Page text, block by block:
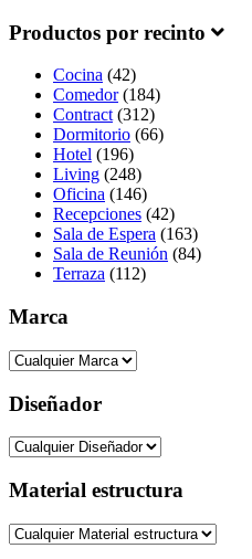
Productos por recinto
Cocina (42)
Comedor(184)
Contract (312)
Dormitorio (66)
Hotel (196)
Living (248)
Oficina (146)
Recepciones (42)
Sala de Espera (163)
Sala de Reunión (84)
Terraza (112)
Marca
Diseñador
Material estructura